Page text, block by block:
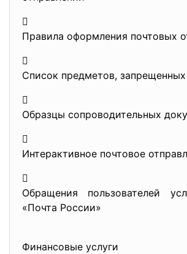

Правила оформления почтовых

Список предметов,

Образцы сопроводительных

Интерактивное почтовое

Обращения пользователей
«Почта России»
Финансовые услуги